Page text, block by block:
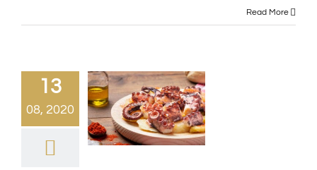
Read More
13
08, 2020